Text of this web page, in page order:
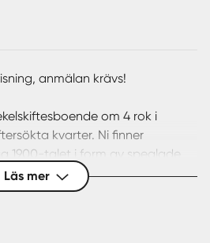
anmälan krävs!
om 4 rok i
kvarter. Ni finner
1900-talet i form av speglade
stuckatur och
finns det genomgående
Läs mer